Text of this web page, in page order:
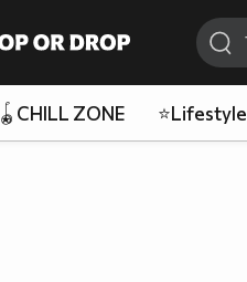
🪀CHILL ZONE ⭐Lifestyle